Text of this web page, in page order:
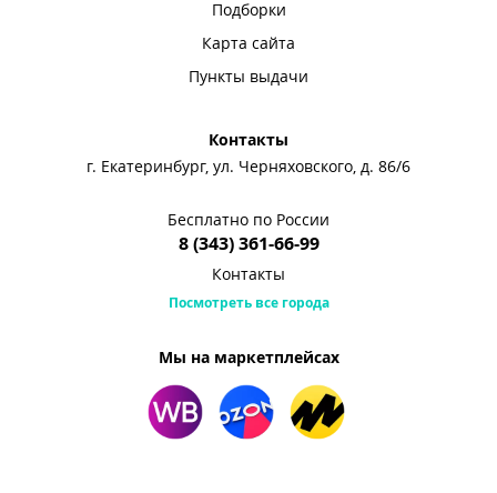
Подборки
Карта сайта
Пункты выдачи
Контакты
г. Екатеринбург, ул. Черняховского, д. 86/6
Бесплатно по России
8 (343) 361-66-99
Контакты
Посмотреть все города
Мы на маркетплейсах